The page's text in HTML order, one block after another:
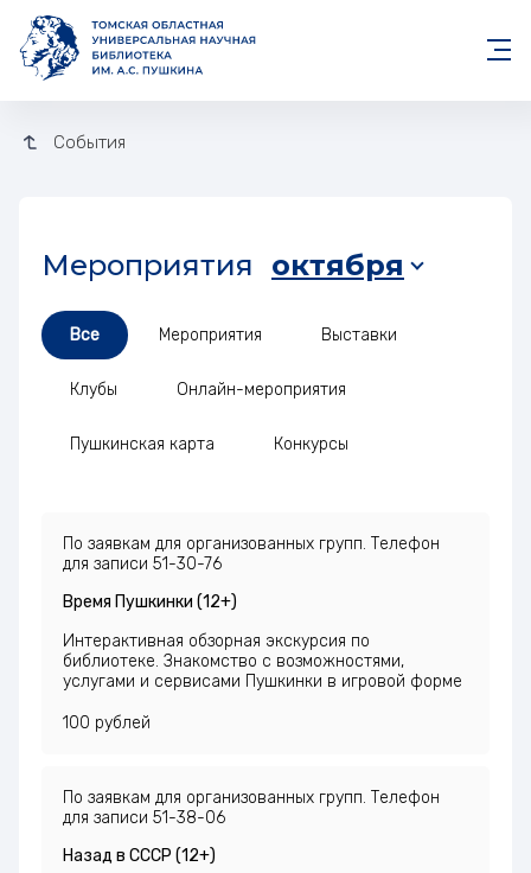
События
Мероприятия октября
Все Мероприятия Выставки
Клубы Онлайн-мероприятия
Пушкинская карта Конкурсы
По заявкам для организованных групп. Телефон
для записи 51-30-76
Время Пушкинки (12+)
Интерактивная обзорная экскурсия по
библиотеке. Знакомство с возможностями,
услугами и сервисами Пушкинки в игровой форме
100 рублей
По заявкам для организованных групп. Телефон
для записи 51-38-06
Назад в СССР (12+)